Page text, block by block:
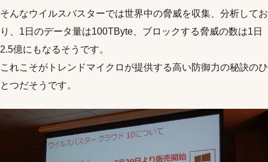
そんなウイルスバスターでは世界中の脅威を収集、分析してお
り、1日のデータ量は100TByte、ブロックする脅威の数は1日
2.5億にもなるそうです。
これこそがトレンドマイクロが提供する高い防御力の秘訣のひ
とつだそうです。